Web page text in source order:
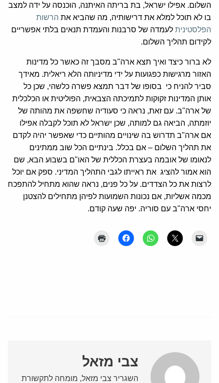
השלום. אפילו ישראל, בת בריתה האיתנה, הוכנסה על ידה למצב
בו לא תוכל למלא את דרישותיה, מה שהביא את הרשות
הפלסטינית לעמדה של סרבנות והעמדת תנאים בלתי אפשריים
לקידום תהליך השלום.
לא ברור כיצד ואיך תצא ארה"ב מסבך זה כאשר כל מדינות
האזור מרגישות כפגועות על ידי מדיניותה הלא ריאלית. מאידך
סביר להניח כי בסופו של דבר תמצא פשרה כלשהי, שכן כל
אותן המדינות זקוקות לתמיכתה הצבאית, הפוליטית או הכלכלית
של ארה"ב. עם זאת, נראה כי סעודיה שחשפה את מהותה של
יוזמתה, הביאה גם למותה, שכן ישראל לא תוכל לקבלה אפילו
אם ארה"ב תדרוש בה שינויים מהותיים כדי שאפשר יהיה לקדם
את תהליך השלום – אם בכלל. בינתיים הכל שוב ממתינים
לנאומו של אובמה בעצרת הכללית של האו"ם בשבוע הבא, שם
הוא אמור להציג את ראייתו לגבי התהליך המדיני. ספק אם יוכל
לרצות את כל הצדדים. על כל פנים, נראה שהוא מתחיל להתפכח
מכמה אשליות, אם נכונות השמועות לפיהן מתחילים להצטנן
יחסי ארה"ב עם סוריה. יפה שעה קודם.
צבי מזאל
השגריר צבי מזאל, מומחה לתקשורת